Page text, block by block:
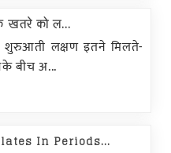
खतरे को ल...
लक्षण इतने मिलते-
बीच अ...
In Periods...